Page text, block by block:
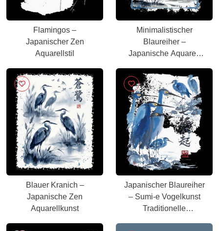
Flamingos –
Japanischer Zen
Aquarellstil
Minimalistischer
Blaureiher –
Japanische Aquarell
Blauer Kranich –
Japanische Zen
Aquarellkunst
Japanischer Blaureiher
– Sumi-e Vogelkunst
Traditionelle